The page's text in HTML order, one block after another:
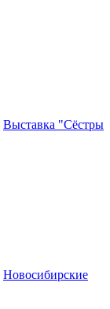
Выставка "Сёстры
Новосибирские